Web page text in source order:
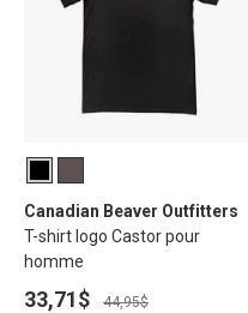
Canadian Beaver Outfitters
T-shirt logo Castor pour
homme
33,71$ 44,95$